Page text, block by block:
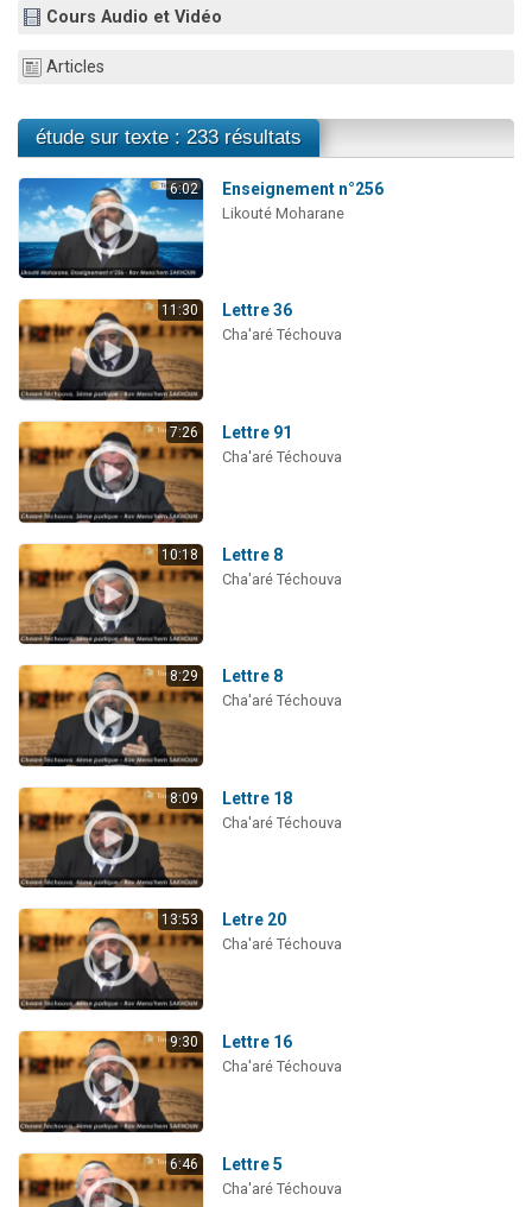
Ariel vient de donner son Maasser
6 personnes viennent de faire un don pour 5 enfants déjà orphelins risquent de perdre leur maman
3 personnes viennent de nous rejoindre sur WhatsApp
Cours Audio et Vidéo
Articles
étude sur texte : 233 résultats
6:02 Enseignement n°256
Likouté Moharane
11:30 Lettre 36
Cha'aré Téchouva
7:26 Lettre 91
Cha'aré Téchouva
10:18 Lettre 8
Cha'aré Téchouva
8:29 Lettre 8
Cha'aré Téchouva
8:09 Lettre 18
Cha'aré Téchouva
13:53 Letre 20
Cha'aré Téchouva
9:30 Lettre 16
Cha'aré Téchouva
6:46 Lettre 5
Cha'aré Téchouva